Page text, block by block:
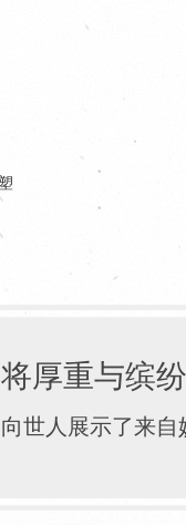
将厚重与缤
向世人展示了来自